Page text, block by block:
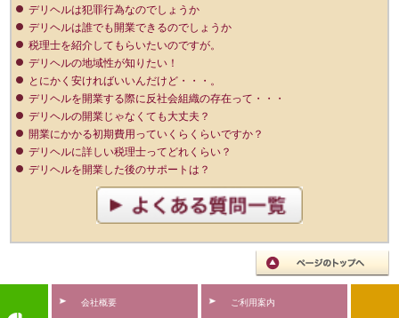
デリヘルは犯罪行為なのでしょうか
デリヘルは誰でも開業できるのでしょうか
税理士を紹介してもらいたいのですが。
デリヘルの地域性が知りたい！
とにかく安ければいいんだけど・・・。
デリヘルを開業する際に反社会組織の存在って・・・
デリヘルの開業じゃなくても大丈夫？
開業にかかる初期費用っていくらくらいですか？
デリヘルに詳しい税理士ってどれくらい？
デリヘルを開業した後のサポートは？
会社概要 ご利用案内